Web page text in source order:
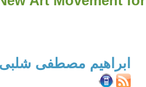
ابراهيم مصطفى شلبى